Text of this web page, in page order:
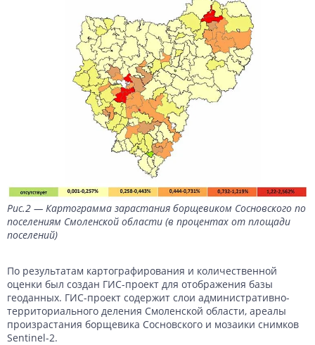
Рис.2 — Картограмма зарастания борщевиком Сосновского по
поселениям Смоленской области (в процентах от площади
поселений)
По результатам картографирования и количественной
оценки был создан ГИС-проект для отображения базы
геоданных. ГИС-проект содержит слои административно-
территориального деления Смоленской области, ареалы
произрастания борщевика Сосновского и мозаики снимков
Sentinel-2.